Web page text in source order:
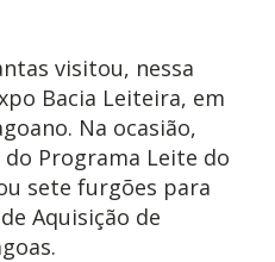
visitou, nessa
Bacia Leiteira, em
Na ocasião,
Programa Leite do
sete furgões para
Aquisição de